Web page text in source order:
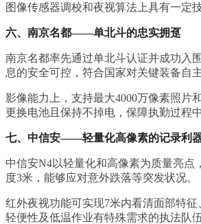
图像传感器调校和夜视算法上具有一定
六、南京名都——单北斗的忠实拥趸
南京名都率先通过单北斗认证并成功入
息的安全可控，符合国家对关键装备自
影像能力上，支持最大4000万像素照片
更换电池且保持不掉电，保障执勤过程
七、中信安——轻量化高像素的记录利
中信安N4以轻量化和高像素为质量亮点
度3米，能够应对意外跌落等突发状况。
红外夜视功能可实现7米内看清面部特
轻便性及低温作业有特殊需求的执法队伍